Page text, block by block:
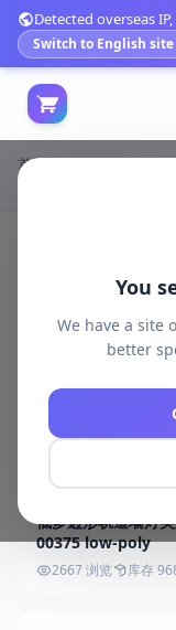
Detected overseas
Switch to English site
You
We have a site
better
首页 游戏开发
低多边形轨道墙灯
00375 low-poly
2667 浏览 库存